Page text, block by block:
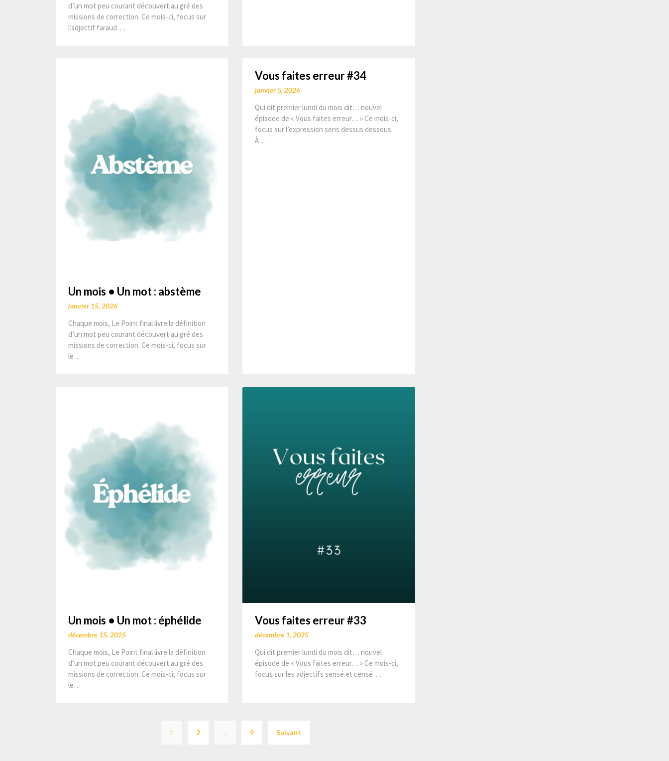
d’un mot peu courant découvert au gré des
missions de correction. Ce mois-ci, focus sur
l’adjectif faraud….
Un mois • Un mot : abstème
janvier 15, 2026
Chaque mois, Le Point final livre la définition
d’un mot peu courant découvert au gré des
missions de correction. Ce mois-ci, focus sur
le…
Vous faites erreur #34
janvier 5, 2026
Qui dit premier lundi du mois dit… nouvel
épisode de « Vous faites erreur… » Ce mois-ci,
focus sur l’expression sens dessus dessous.
À…
Un mois • Un mot : éphélide
décembre 15, 2025
Chaque mois, Le Point final livre la définition
d’un mot peu courant découvert au gré des
missions de correction. Ce mois-ci, focus sur
le…
Vous faites erreur #33
décembre 1, 2025
Qui dit premier lundi du mois dit… nouvel
épisode de « Vous faites erreur… » Ce mois-ci,
focus sur les adjectifs sensé et censé….
des
1 2 … 9 Suivant